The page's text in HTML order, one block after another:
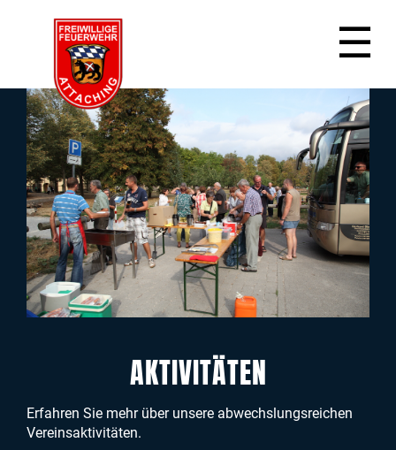
☰
AKTIVITÄTEN
Erfahren Sie mehr über unsere abwechslungsreichen
Vereinsaktivitäten.